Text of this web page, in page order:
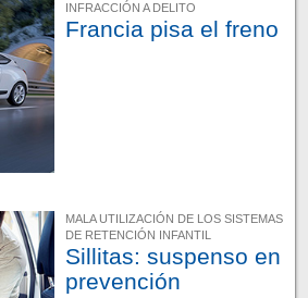
INFRACCIÓN A DELITO
Francia pisa el freno
MALA UTILIZACIÓN DE LOS SISTEMAS
DE RETENCIÓN INFANTIL
Sillitas: suspenso en
prevención